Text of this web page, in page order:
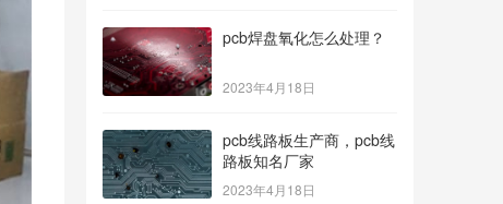
pcb焊盘氧化怎么处理？
2023年4月18日
pcb线路板生产商，pcb线
路板知名厂家
2023年4月18日